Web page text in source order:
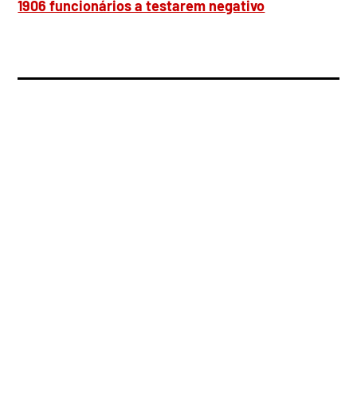
1906 funcionários a testarem negativo